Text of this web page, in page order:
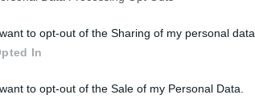
to opt-out of the Sharing of my personal data.
In
to opt-out of the Sale of my Personal Data.